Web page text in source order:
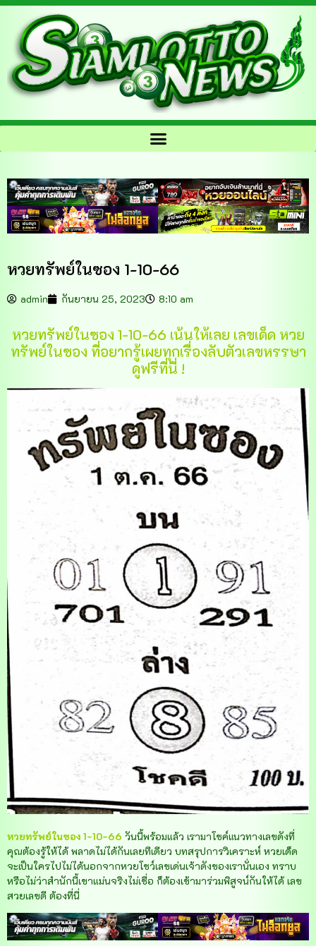
หวยทรัพย์ในซอง 1-10-66
admin กันยายน 25, 2023 8:10 am
หวยทรัพย์ในซอง 1-10-66 เน้นให้เลย เลขเด็ด หวย
ทรัพย์ในซอง ที่อยากรู้เผยทุกเรื่องลับตัวเลขหรรษา
ดูฟรีที่นี่ !
หวยทรัพย์ในซอง 1-10-66 วันนี้พร้อมแล้ว เรามาโชค์แนวทางเลขดังที่
คุณต้องรู้ให้ได้ พลาดไม่ได้กันเลยทีเดียว บทสรุปการวิเคราะห์ หวยเด็ด
จะเป็นใครไปไม่ได้นอกจากหวยโชว์เลขเด่นเจ้าดังของเรานั่นเอง ทราบ
หรือไม่ว่าสำนักนี้เขาแม่นจริงไม่เชื่อ ก็ต้องเข้ามาร่วมพิสูจน์กันให้ได้ เลข
สวยเลขดี ต้องที่นี่